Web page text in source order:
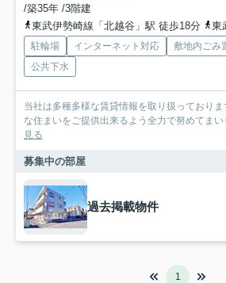
/築35年 /3階建
東武伊勢崎線「北越谷」駅 徒歩18分
東
駐輪場 インターネット対応 敷地内ごみ
公共下水
当社は多種多様な賃貸情報を取り扱っており
な住まいをご提供出来るよう全力で努めてま
見る
募集中の部屋
過去掲載物件
1